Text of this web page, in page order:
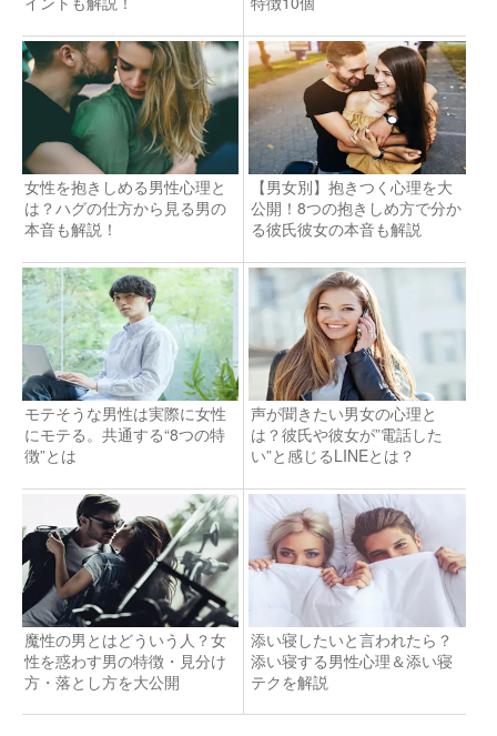
女性を抱きしめる男性心理と
は？ハグの仕方から見る男の
本音も解説！
【男女別】抱きつく心理を大
公開！8つの抱きしめ方で分か
る彼氏彼女の本音も解説
モテそうな男性は実際に女性
にモテる。共通する“8つの特
徴”とは
声が聞きたい男女の心理と
は？彼氏や彼女が”電話した
い”と感じるLINEとは？
魔性の男とはどういう人？女
性を惑わす男の特徴・見分け
方・落とし方を大公開
添い寝したいと言われたら？
添い寝する男性心理＆添い寝
テクを解説